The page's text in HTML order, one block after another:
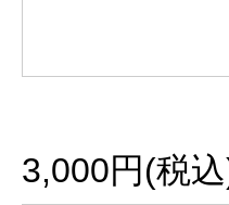
3,000円(税